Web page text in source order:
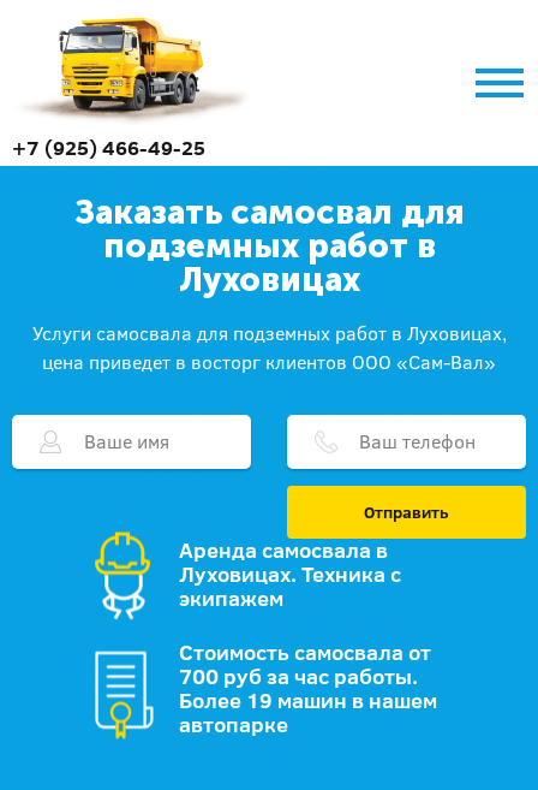
+7 (925) 466-49-25
Заказать самосвал для
подземных работ в
Луховицах
Услуги самосвала для подземных работ в Луховицах,
цена приведет в восторг клиентов ООО «Сам-Вал»
Отправить
Аренда самосвала в
Луховицах. Техника с
экипажем
Стоимость самосвала от
700 руб за час работы.
Более 19 машин в нашем
автопарке